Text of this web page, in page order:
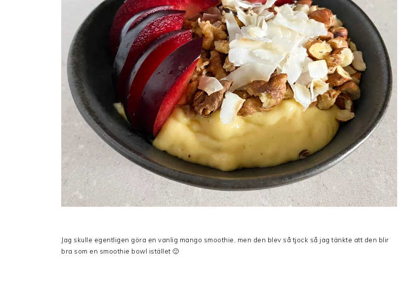
Jag skulle egentligen göra en vanlig mango smoothie, men den blev så tjock så jag tänkte att den blir
bra som en smoothie bowl istället 🙂